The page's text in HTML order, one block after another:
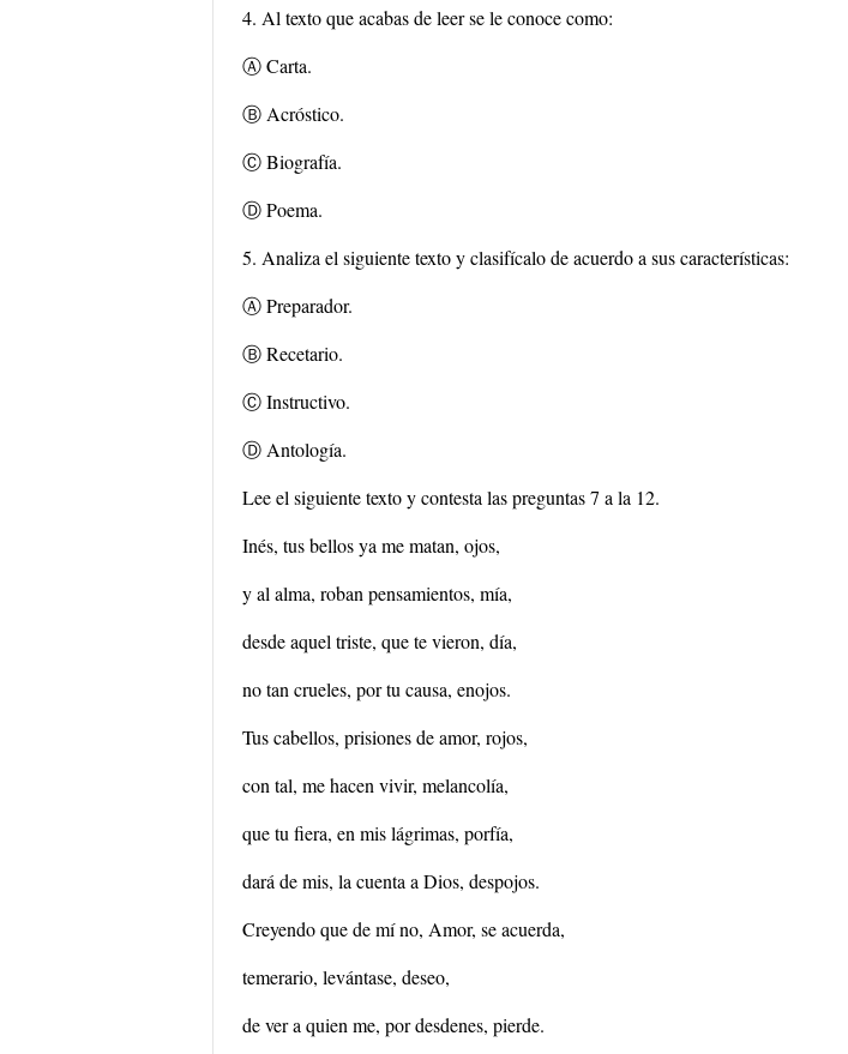
4. Al texto que acabas de leer se le conoce como:
Ⓐ Carta.
Ⓑ Acróstico.
Ⓒ Biografía.
Ⓓ Poema.
5. Analiza el siguiente texto y clasifícalo de acuerdo a sus características:
Ⓐ Preparador.
Ⓑ Recetario.
Ⓒ Instructivo.
Ⓓ Antología.
Lee el siguiente texto y contesta las preguntas 7 a la 12.
Inés, tus bellos ya me matan, ojos,
y al alma, roban pensamientos, mía,
desde aquel triste, que te vieron, día,
no tan crueles, por tu causa, enojos.
Tus cabellos, prisiones de amor, rojos,
con tal, me hacen vivir, melancolía,
que tu fiera, en mis lágrimas, porfía,
dará de mis, la cuenta a Dios, despojos.
Creyendo que de mí no, Amor, se acuerda,
temerario, levántase, deseo,
de ver a quien me, por desdenes, pierde.